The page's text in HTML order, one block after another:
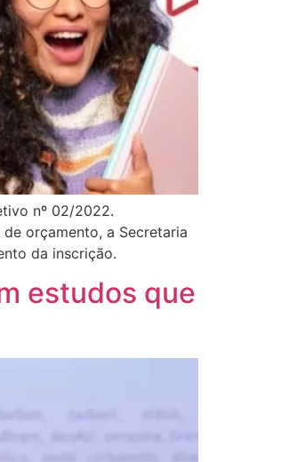
nº 02/2022.
orçamento, a Secretaria
da inscrição.
estudos que